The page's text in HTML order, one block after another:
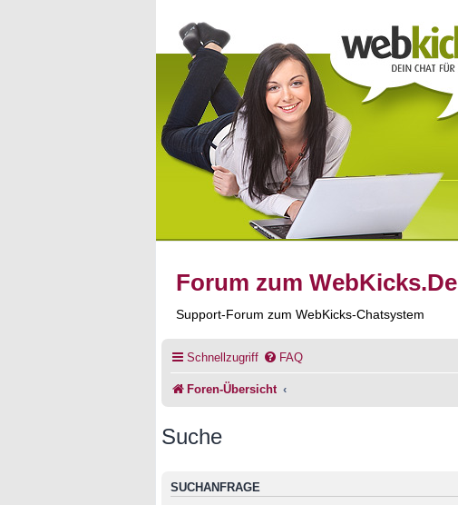
Forum zum WebKicks.De
Support-Forum zum WebKicks-Chatsystem
Schnellzugriff FAQ
Foren-Übersicht
Suche
SUCHANFRAGE